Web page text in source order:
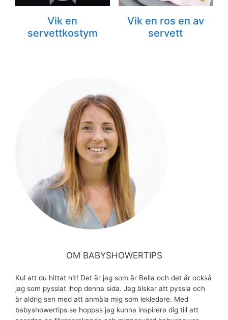
Vik en
servettkostym
Vik en ros en av
servett
OM BABYSHOWERTIPS
Kul att du hittat hit! Det är jag som är Bella och det är också
jag som pysslat ihop denna sida. Jag älskar att pyssla och
är aldrig sen med att anmäla mig som lekledare. Med
babyshowertips.se hoppas jag kunna inspirera dig till att